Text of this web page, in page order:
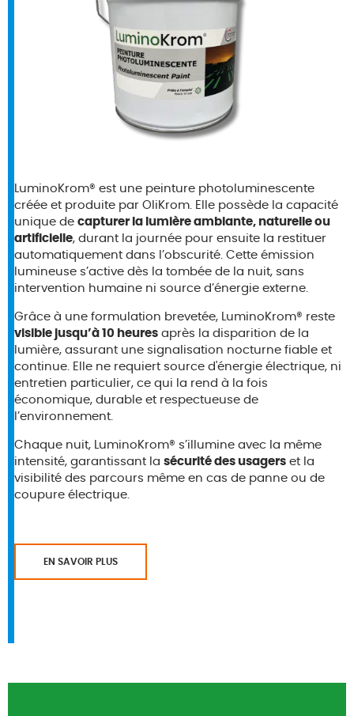
LuminoKrom® est une peinture photoluminescente
créée et produite par OliKrom. Elle possède la capacité
unique de capturer la lumière ambiante, naturelle ou
artificielle, durant la journée pour ensuite la restituer
automatiquement dans l’obscurité. Cette émission
lumineuse s’active dès la tombée de la nuit, sans
intervention humaine ni source d’énergie externe.
Grâce à une formulation brevetée, LuminoKrom® reste
visible jusqu’à 10 heures après la disparition de la
lumière, assurant une signalisation nocturne fiable et
continue. Elle ne requiert source d'énergie électrique, ni
entretien particulier, ce qui la rend à la fois
économique, durable et respectueuse de
l’environnement.
Chaque nuit, LuminoKrom® s’illumine avec la même
intensité, garantissant la sécurité des usagers et la
visibilité des parcours même en cas de panne ou de
coupure électrique.
EN SAVOIR PLUS